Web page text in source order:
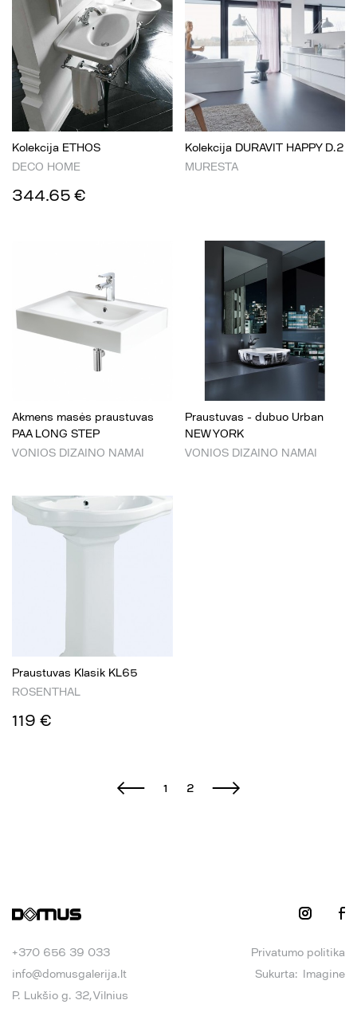
Kolekcija ETHOS
DECO HOME
344.65 €
Kolekcija DURAVIT HAPPY D.2
MURESTA
Akmens masės praustuvas
PAA LONG STEP
VONIOS DIZAINO NAMAI
Praustuvas - dubuo Urban
NEW YORK
VONIOS DIZAINO NAMAI
Praustuvas Klasik KL65
ROSENTHAL
119 €
1 2
+370 656 39 033
info@domusgalerija.lt
P. Lukšio g. 32, Vilnius
Privatumo politika
Sukurta: Imagine